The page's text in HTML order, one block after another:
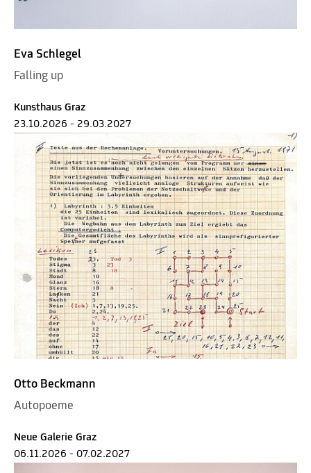
Eva Schlegel
Falling up
Kunsthaus Graz
23.10.2026 - 29.03.2027
Otto Beckmann
Autopoeme
Neue Galerie Graz
06.11.2026 - 07.02.2027